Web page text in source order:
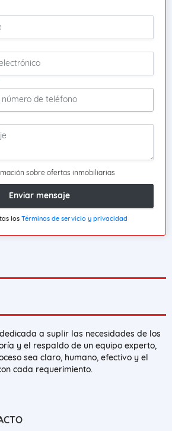
sobre ofertas inmobiliarias
Enviar mensaje
los Términos de servicio y privacidad
a suplir las necesidades de los
y el respaldo de un equipo experto,
sea claro, humano, efectivo y el
cada requerimiento.